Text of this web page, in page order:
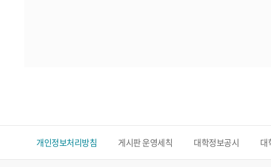
개인정보처리방침 게시판 운영세칙 대학정보공시 대